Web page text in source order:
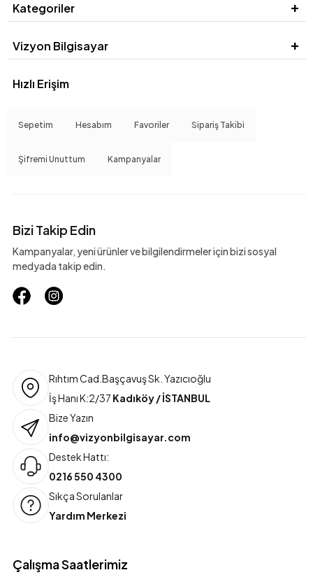
Kategoriler
Vizyon Bilgisayar
Hızlı Erişim
Sepetim Hesabım Favoriler Sipariş Takibi
Şifremi Unuttum Kampanyalar
Bizi Takip Edin
Kampanyalar, yeni ürünler ve bilgilendirmeler için bizi sosyal
medyada takip edin.
Rıhtım Cad.Başçavuş Sk. Yazıcıoğlu
İş Hanı K:2/37 Kadıköy / İSTANBUL
Bize Yazın
info@vizyonbilgisayar.com
Destek Hattı:
0216 550 4300
Sıkça Sorulanlar
Yardım Merkezi
Çalışma Saatlerimiz